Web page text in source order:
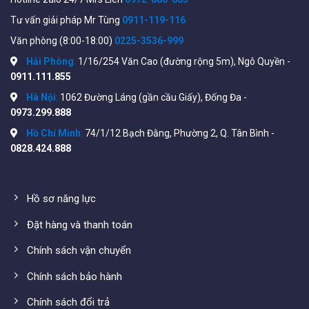
Flow-based redirection and mirroring • Remote Switch
Port Analyzer (RSPAN) • sFlow agent • DHCP • Secure
Copy (SCP) • Autoconfiguration with Secure Copy (SCP)
file download • Text-editable config files • Smartports •
Auto Smartports • Textview CLI • Localization • Login
Thông số đầy đủ file
xem tại đây:
https://www.cisco.com/c/en/us/products/collateral/
Tư vấn giải pháp Mr Tùng 0911-119-116
Văn phòng (8:00-18:00) 0225-3536-999
Hải Phòng: 1/16/254 Văn Cao (đường rộng 5m), Ngô Quyền -
0911.111.855
Hà Nội: 1062 Đường Láng (gần cầu Giấy), Đống Đa -
0973.299.888
Hồ Chí Minh: 74/1/12 Bạch Đằng, Phường 2, Q. Tân Bình -
0828.424.888
Hồ sơ năng lực
Đặt hàng và thanh toán
Chính sách vận chuyển
Chính sách bảo hành
Chính sách đổi trả